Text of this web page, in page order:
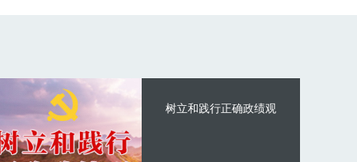
树立和践行正确政绩观